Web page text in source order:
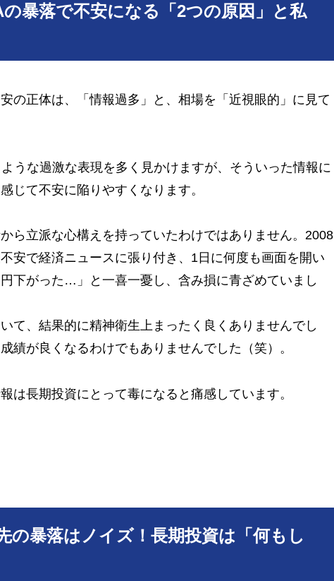
暴落で不安になる「2つの原因」と私
の正体は、「情報過多」と、相場を「近視眼的」に見て
うな過激な表現を多く見かけますが、そういった情報に
じて不安に陥りやすくなります。
ら立派な心構えを持っていたわけではありません。2008
安で経済ニュースに張り付き、1日に何度も画面を開い
下がった…」と一喜一憂し、含み損に青ざめていまし
て、結果的に精神衛生上まったく良くありませんでし
績が良くなるわけでもありませんでした（笑）。
は長期投資にとって毒になると痛感しています。
の暴落はノイズ！長期投資は「何もし